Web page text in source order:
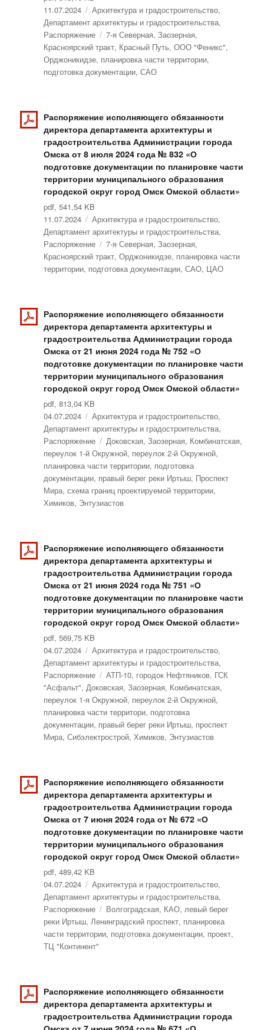
Опубликовано
11.07.2024 Рубрики
Архитектура и градостроительство,
Департамент архитектуры и градостроительства,
Распоряжение
Метки
7-я Северная,Заозерная,
Красноярский тракт, Красный Путь,ООО "Феникс",
Орджоникидзе, планировка части территории,
подготовка документации,САО
Распоряжение исполняющего обязанности
директора департамента архитектуры и
градостроительства Администрации города
Омска от 8 июля 2024 года № 832 «О
подготовке документации по планировке части
территории муниципального образования
городской округ город Омск Омской области»
pdf, 541,54 KB
Опубликовано
11.07.2024 Рубрики
Архитектура и градостроительство,
Департамент архитектуры и градостроительства,
Распоряжение
Метки
7-я Северная,Заозерная,
Красноярский тракт,Орджоникидзе, планировка части
территории, подготовка документации,САО, ЦАО
Распоряжение исполняющего обязанности
директора департамента архитектуры и
градостроительства Администрации города
Омска от 21 июня 2024 года № 752 «О
подготовке документации по планировке части
территории муниципального образования
городской округ город Омск Омской области»
pdf, 813,04 KB
Опубликовано
04.07.2024 Рубрики
Архитектура и градостроительство,
Департамент архитектуры и градостроительства,
Распоряжение
Метки
Доковская,Заозерная, Комбинатская,
переулок 1-й Окружной, переулок 2-й Окружной,
планировка части территории, подготовка
документации, правый берег реки Иртыш, Проспект
Мира,схема границ проектируемой территории,
Химиков, Энтузиастов
Распоряжение исполняющего обязанности
директора департамента архитектуры и
градостроительства Администрации города
Омска от 21 июня 2024 года № 751 «О
подготовке документации по планировке части
территории муниципального образования
городской округ город Омск Омской области»
pdf, 569,75 KB
Опубликовано
04.07.2024 Рубрики
Архитектура и градостроительство,
Департамент архитектуры и градостроительства,
Распоряжение
Метки
АТП-10, городок Нефтяников, ГСК
"Асфальт",Доковская,Заозерная, Комбинатская,
переулок 1-я Окружной, переулок 2-й Окружной,
планировка части территори, подготовка
документации, правый берег реки Иртыш, проспект
Мира,Сибэлектрострой,Химиков, Энтузиастов
Распоряжение исполняющего обязанности
директора департамента архитектуры и
градостроительства Администрации города
Омска от 7 июня 2024 года от № 672 «О
подготовке документации по планировке части
территории муниципального образования
городской округ город Омск Омской области»
pdf, 489,42 KB
Опубликовано
04.07.2024 Рубрики
Архитектура и градостроительство,
Департамент архитектуры и градостроительства,
Распоряжение
Метки
Волгоградская, КАО,левый берег
реки Иртыш,Ленинградский проспект, планировка
части территории, подготовка документации, проект,
ТЦ "Континент"
Распоряжение исполняющего обязанности
директора департамента архитектуры и
градостроительства Администрации города